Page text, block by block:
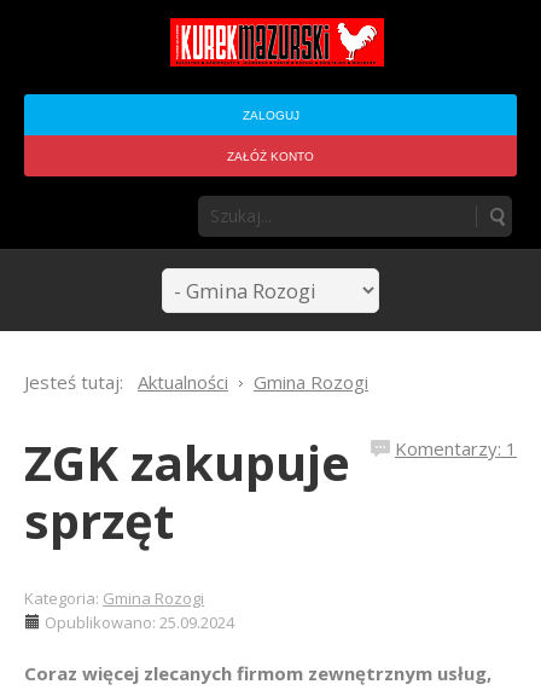
ZALOGUJ
ZAŁÓŻ KONTO
Jesteś tutaj: Aktualności Gmina Rozogi
Komentarzy: 1
ZGK zakupuje
sprzęt
Kategoria: Gmina Rozogi
Opublikowano: 25.09.2024
Coraz więcej zlecanych firmom zewnętrznym usług,